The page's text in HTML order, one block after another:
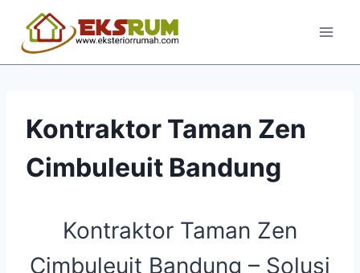
Kontraktor Taman Zen
Cimbuleuit Bandung
Kontraktor Taman Zen
Cimbuleuit Bandung – Solusi